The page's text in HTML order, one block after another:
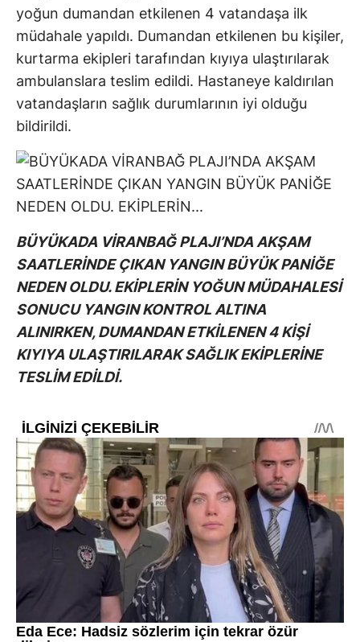
yoğun dumandan etkilenen 4 vatandaşa ilk
müdahale yapıldı. Dumandan etkilenen bu kişiler,
kurtarma ekipleri tarafından kıyıya ulaştırılarak
ambulanslara teslim edildi. Hastaneye kaldırılan
vatandaşların sağlık durumlarının iyi olduğu
bildirildi.
BÜYÜKADA VİRANBAĞ PLAJI’NDA AKŞAM
SAATLERİNDE ÇIKAN YANGIN BÜYÜK PANİĞE
NEDEN OLDU. EKİPLERİN YOĞUN MÜDAHALESİ
SONUCU YANGIN KONTROL ALTINA
ALINIRKEN, DUMANDAN ETKİLENEN 4 KİŞİ
KIYIYA ULAŞTIRILARAK SAĞLIK EKİPLERİNE
TESLİM EDİLDİ.